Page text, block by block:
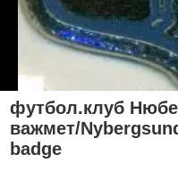
футбол.клуб
важмет/
badge